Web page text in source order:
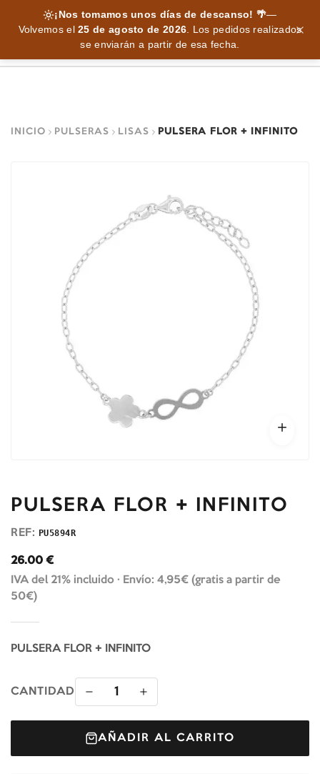
¡Nos tomamos unos días de descanso! 🌴—
Volvemos el25 de agosto de 2026. Los pedidos realizados
se enviarán a partir de esa fecha.
INICIO PULSERAS LISAS PULSERA FLOR + INFINITO
PULSERA FLOR + INFINITO
REF: PU5894R
26.00 €
IVA del 21% incluido · Envío: 4,95€ (gratis a partir de
50€)
PULSERA FLOR + INFINITO
CANTIDAD 1
AÑADIR AL CARRITO